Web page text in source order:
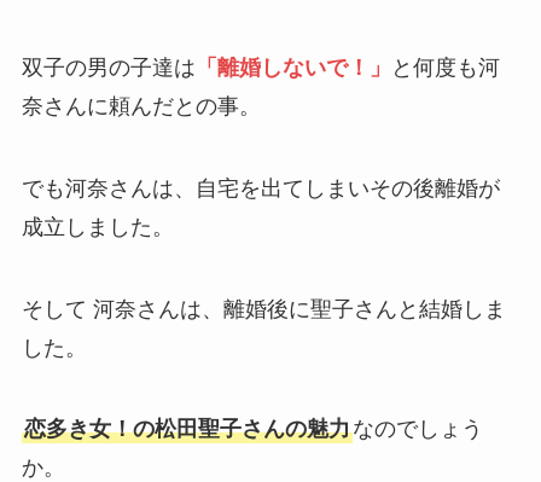
双子の男の子達は 「離婚しないで！」
と何度も河
奈さんに頼んだとの事。
でも河奈さんは、自宅を出てしまいその後離婚が
成立しました。
そして 河奈さんは、離婚後に聖子さんと結婚しま
した。
恋多き女！の松田聖子さんの魅力なのでしょう
か。